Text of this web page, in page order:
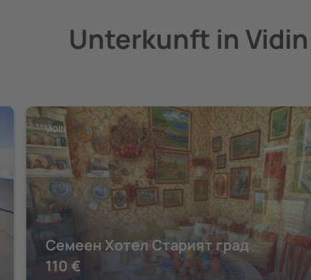
Unterkunft in Vidin
VIDIN
Семеен Хотел Старият град
110 €